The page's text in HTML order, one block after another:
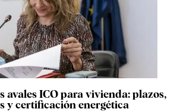
avales ICO para vivienda: plazos,
y certificación energética